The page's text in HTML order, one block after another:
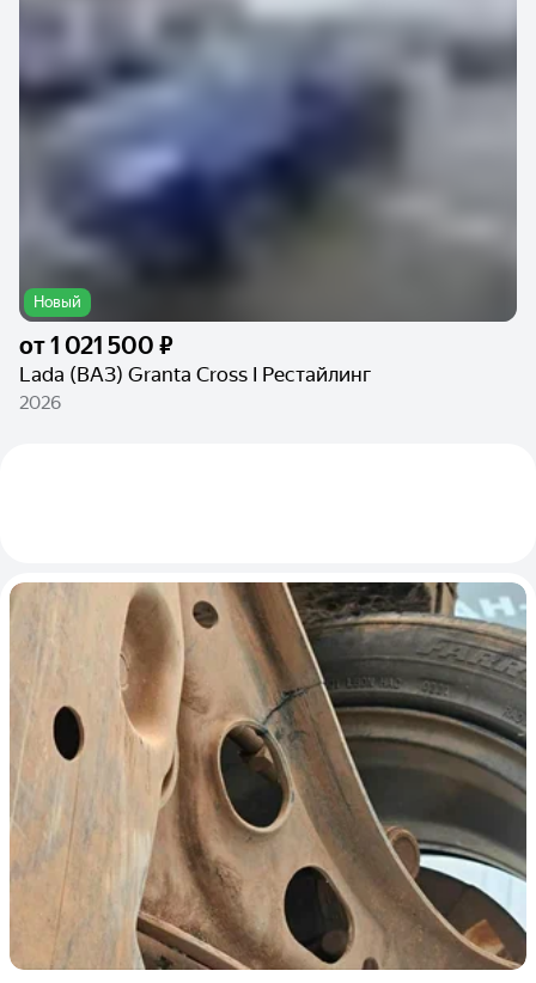
Новый
от1 021 500 ₽
Lada (ВАЗ) Granta Cross I Рестайлинг
2026